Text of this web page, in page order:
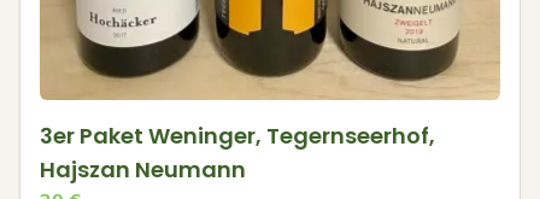
3er Paket Weninger, Tegernseerhof,
Hajszan Neumann